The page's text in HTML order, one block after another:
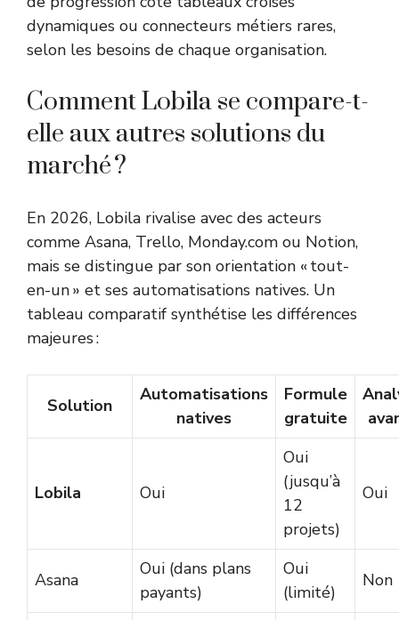
dynamiques ou connecteurs métiers rares,
selon les besoins de chaque organisation.
Comment Lobila se compare-t-
elle aux autres solutions du
marché ?
En 2026, Lobila rivalise avec des acteurs
comme Asana, Trello, Monday.com ou Notion,
mais se distingue par son orientation « tout-
en-un » et ses automatisations natives. Un
tableau comparatif synthétise les différences
majeures :
Solution
Automatisations
natives
Formule
gratuite
Lobila Oui
Oui
(jusqu’à
12
projets)
Oui
Asana
Oui (dans plans
payants)
Oui
(limité)
Non